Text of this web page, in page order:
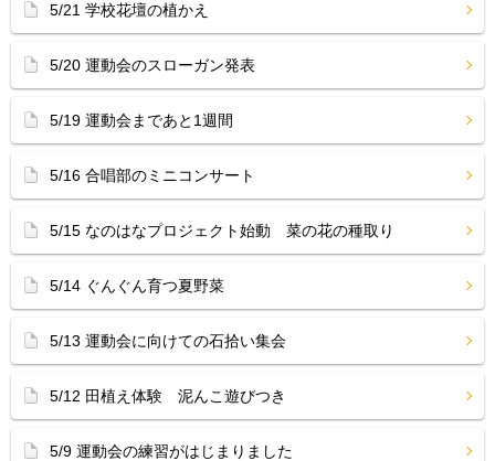
5/21 学校花壇の植かえ
5/20 運動会のスローガン発表
5/19 運動会まであと1週間
5/16 合唱部のミニコンサート
5/15 なのはなプロジェクト始動 菜の花の種取り
5/14 ぐんぐん育つ夏野菜
5/13 運動会に向けての石拾い集会
5/12 田植え体験 泥んこ遊びつき
5/9 運動会の練習がはじまりました